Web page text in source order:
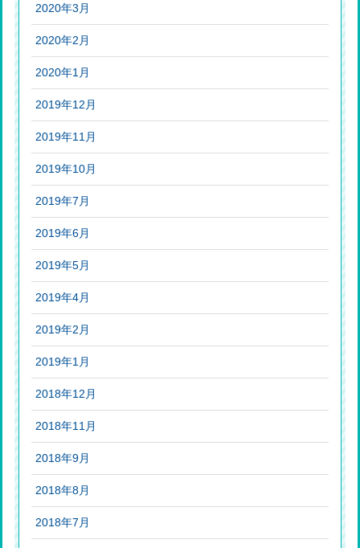
2020年3月
2020年2月
2020年1月
2019年12月
2019年11月
2019年10月
2019年7月
2019年6月
2019年5月
2019年4月
2019年2月
2019年1月
2018年12月
2018年11月
2018年9月
2018年8月
2018年7月